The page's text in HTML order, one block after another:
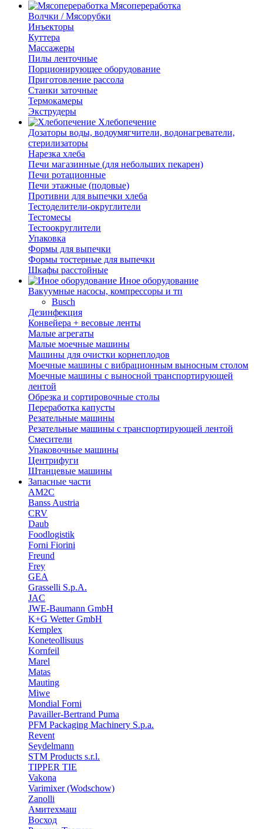
Мясопереработка
Волчки / Мясорубки
Инъекторы
Куттера
Массажеры
Пилы ленточные
Порционирующее оборудование
Приготовление рассола
Станки заточные
Термокамеры
Экструдеры
Хлебопечение
Дозаторы воды, водоумягчители, водонагреватели,
стерилизаторы
Нарезка хлеба
Печи магазинные (для небольших пекарен)
Печи ротационные
Печи этажные (подовые)
Противни для выпечки хлеба
Тестоделители-округлители
Тестомесы
Тестоокруглители
Упаковка
Формы для выпечки
Формы тостерные для выпечки
Шкафы расстойные
Иное оборудование
Вакуумные насосы, компрессоры и тп
Busch
Дезинфекция
Конвейера + весовые ленты
Малые агрегаты
Малые моечные машины
Машины для очистки корнеплодов
Моечные машины с вибрационным выносным столом
Моечные машины с выносной транспортирующей
лентой
Обрезка и сортировочные столы
Переработка капусты
Резательные машины
Резательные машины с транспортирующей лентой
Смесители
Упаковочные машины
Центрифуги
Штанцевые машины
Запасные части
AM2C
Banss Austria
CRV
Daub
Foodlogistik
Forni Fiorini
Freund
Frey
GEA
Grasselli S.p.A.
JAC
JWE-Baumann GmbH
K+G Wetter GmbH
Kemplex
Koneteollisuus
Kornfeil
Marel
Matas
Mauting
Miwe
Mondial Forni
Pavailler-Bertrand Puma
PFM Packaging Machinery S.p.a.
Revent
Seydelmann
STM Products s.r.l.
TIPPER TIE
Vakona
Varimixer (Wodschow)
Zanolli
Амитехмаш
Восход